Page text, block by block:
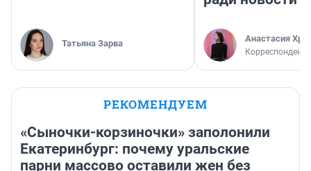
Татьяна Зарва Анастасия
Корреспондент
РЕКОМЕНДУЕМ
«Сыночки-корзиночки» заполонили
Екатеринбург: почему уральские
парни массово оставили жен без